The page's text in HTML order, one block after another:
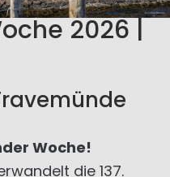
2026 |
Woche!
die 137.